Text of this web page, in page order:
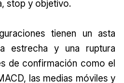
stop y objetivo.
tienen un asta
estrecha y una ruptura
de confirmación como el
las medias móviles y